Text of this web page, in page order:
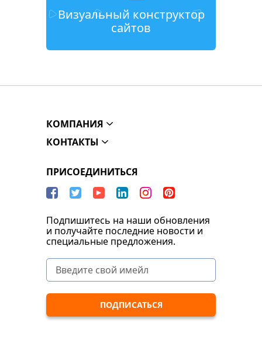
Визуальный конструктор
сайтов
КОМПАНИЯ
КОНТАКТЫ
ПРИСОЕДИНИТЬСЯ
Подпишитесь на наши обновления
и получайте последние новости и
специальные предложения.